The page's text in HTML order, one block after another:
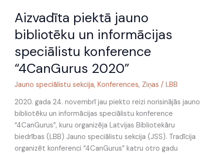
Aizvadīta piektā jauno
bibliotēku un informācijas
speciālistu konference
“4CanGurus 2020”
Jauno speciālistu sekcija, Konferences, Ziņas / LBB
2020. gada 24. novembrī jau piekto reizi norisinājās jauno
bibliotēku un informācijas speciālistu konference
“4CanGurus”, kuru organizēja Latvijas Bibliotekāru
biedrības (LBB) Jauno speciālistu sekcija (JSS). Tradīcija
organizēt konferenci “4CanGurus” katru otro gadu
piektā
bibliotēku
un
informācijas
speciālistu
konference